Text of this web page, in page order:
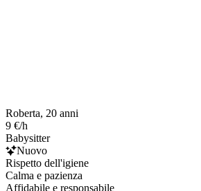
Roberta, 20 anni
9 €/h
Babysitter
Nuovo
Rispetto dell'igiene
Calma e pazienza
Affidabile e responsabile